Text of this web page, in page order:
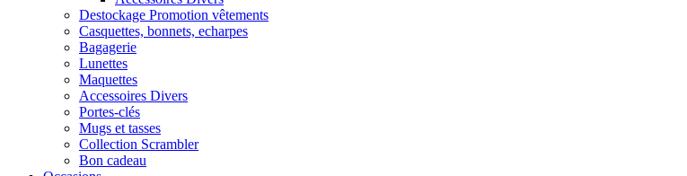
Destockage Promotion vêtements
Casquettes, bonnets, echarpes
Bagagerie
Lunettes
Maquettes
Accessoires Divers
Portes-clés
Mugs et tasses
Collection Scrambler
Bon cadeau